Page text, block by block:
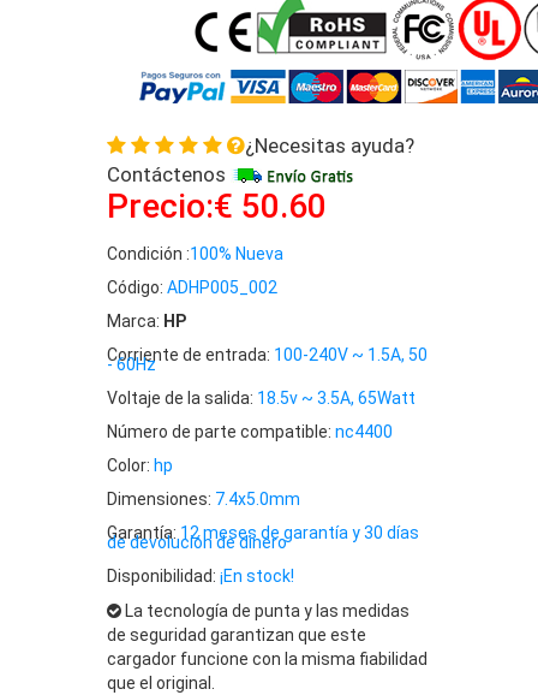
¿Necesitas ayuda?
Contáctenos
Precio:€ 50.60
Condición :100% Nueva
Código: ADHP005_002
Marca: HP
Corriente de entrada: 100-240V ~ 1.5A, 50
- 60Hz
Voltaje de la salida: 18.5v ~ 3.5A, 65Watt
Número de parte compatible: nc4400
Color: hp
Dimensiones: 7.4x5.0mm
Garantía: 12 meses de garantía y 30 días
de devolución de dinero
Disponibilidad: ¡En stock!
La tecnología de punta y las medidas
de seguridad garantizan que este
cargador funcione con la misma fiabilidad
que el original.